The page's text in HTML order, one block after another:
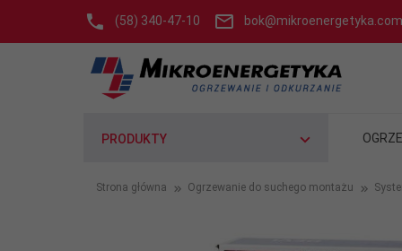
(58) 340-47-10
PRODUKTY
Strona główna Ogrzewanie do suchego montażu